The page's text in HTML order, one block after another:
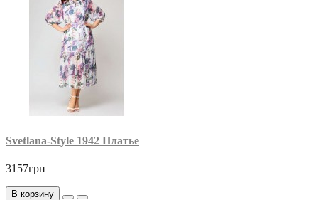
Svetlana-Style 1942 Платье
3157грн
В корзину